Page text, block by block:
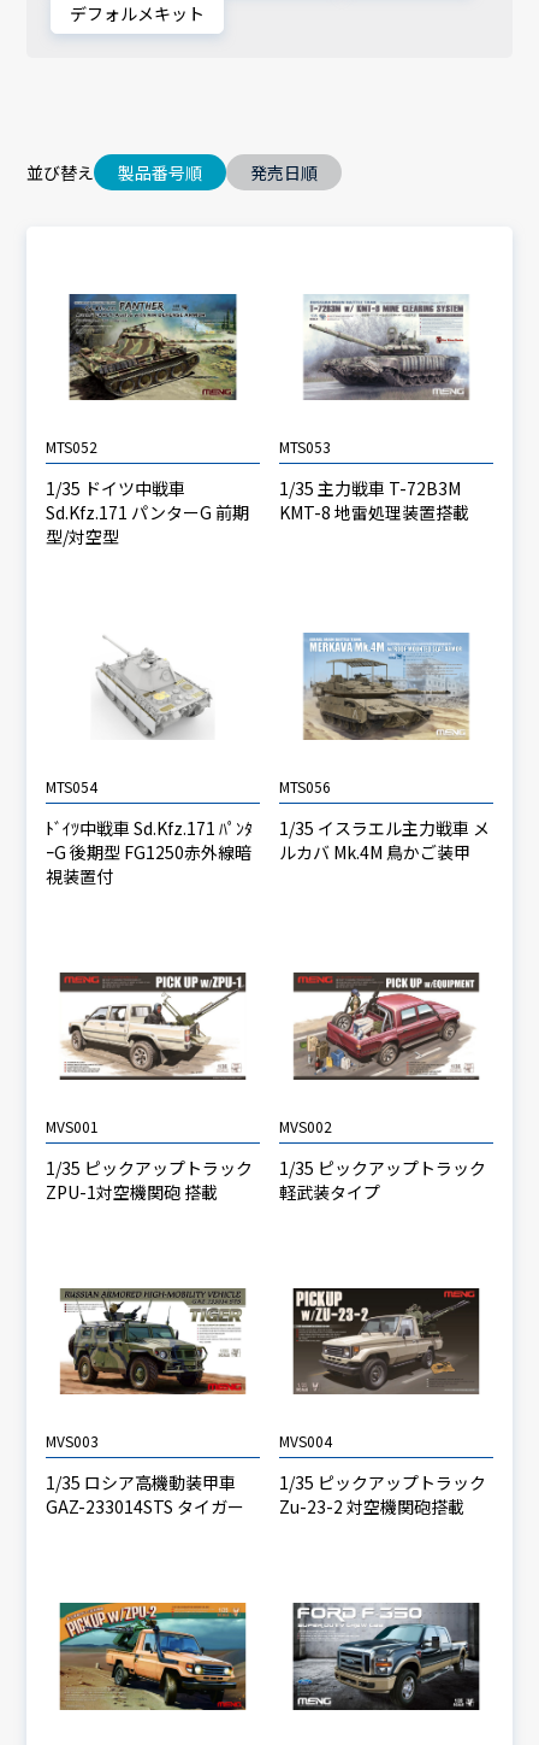
デフォルメキット
並び替え 製品番号順 発売日順
MTS052
1/35 ドイツ中戦車
Sd.Kfz.171 パンターG 前期
型/対空型
MTS053
1/35 主力戦車 T-72B3M
KMT-8 地雷処理装置搭載
MTS054
ﾄﾞｲﾂ中戦車 Sd.Kfz.171 ﾊﾟﾝﾀ
ｰG 後期型 FG1250赤外線暗
視装置付
MTS056
1/35 イスラエル主力戦車 メ
ルカバ Mk.4M 鳥かご装甲
MVS001
1/35 ピックアップトラック
ZPU-1対空機関砲 搭載
MVS002
1/35 ピックアップトラック
軽武装タイプ
MVS003
1/35 ロシア高機動装甲車
GAZ-233014STS タイガー
MVS004
1/35 ピックアップトラック
Zu-23-2 対空機関砲搭載